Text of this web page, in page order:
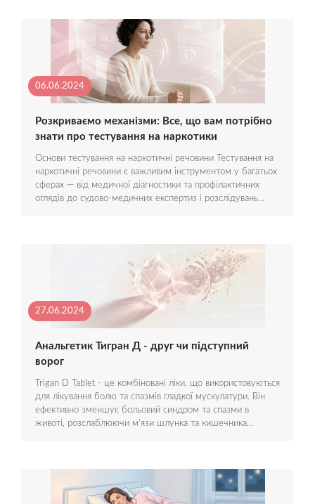
06.06.2024
Розкриваємо механізми: Все, що вам потрібно
знати про тестування на наркотики
Основи тестування на наркотичні речовини Тестування на
наркотичні речовини є важливим інструментом у багатьох
сферах — від медичної діагностики та профілактичних
оглядів до судово-медичних експертиз і розслідувань…
27.06.2024
Анальгетик Тигран Д - друг чи підступний
ворог
Trigan D Tablet - це комбіновані ліки, що використовуються
для лікування болю та спазмів гладкої мускулатури. Він
ефективно зменшує больовий синдром та спазми в
животі, розслаблюючи м'язи шлунка та кишечника…